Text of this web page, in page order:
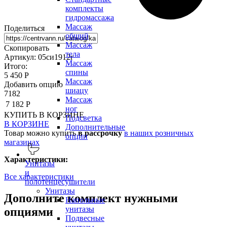
комплекты
гидромассажа
Массаж
общий
Массаж
тела
Массаж
спины
Массаж
шиацу
Массаж
ног
Подсветка
Дополнительные
опции
Унитазы
и
полотенцесушители
Унитазы
Напольные
унитазы
Подвесные
Поделиться
Скопировать
Артикул: 05си1912г
Итого:
5 450 Р
Добавить опцию
7182
7 182 Р
КУПИТЬ В КОРЗИНЕ
В КОРЗИНЕ
Товар можно купитьв рассрочку в наших розничных
магазинах
Характеристики:
Все характеристики
Дополните комплект нужными
опциями